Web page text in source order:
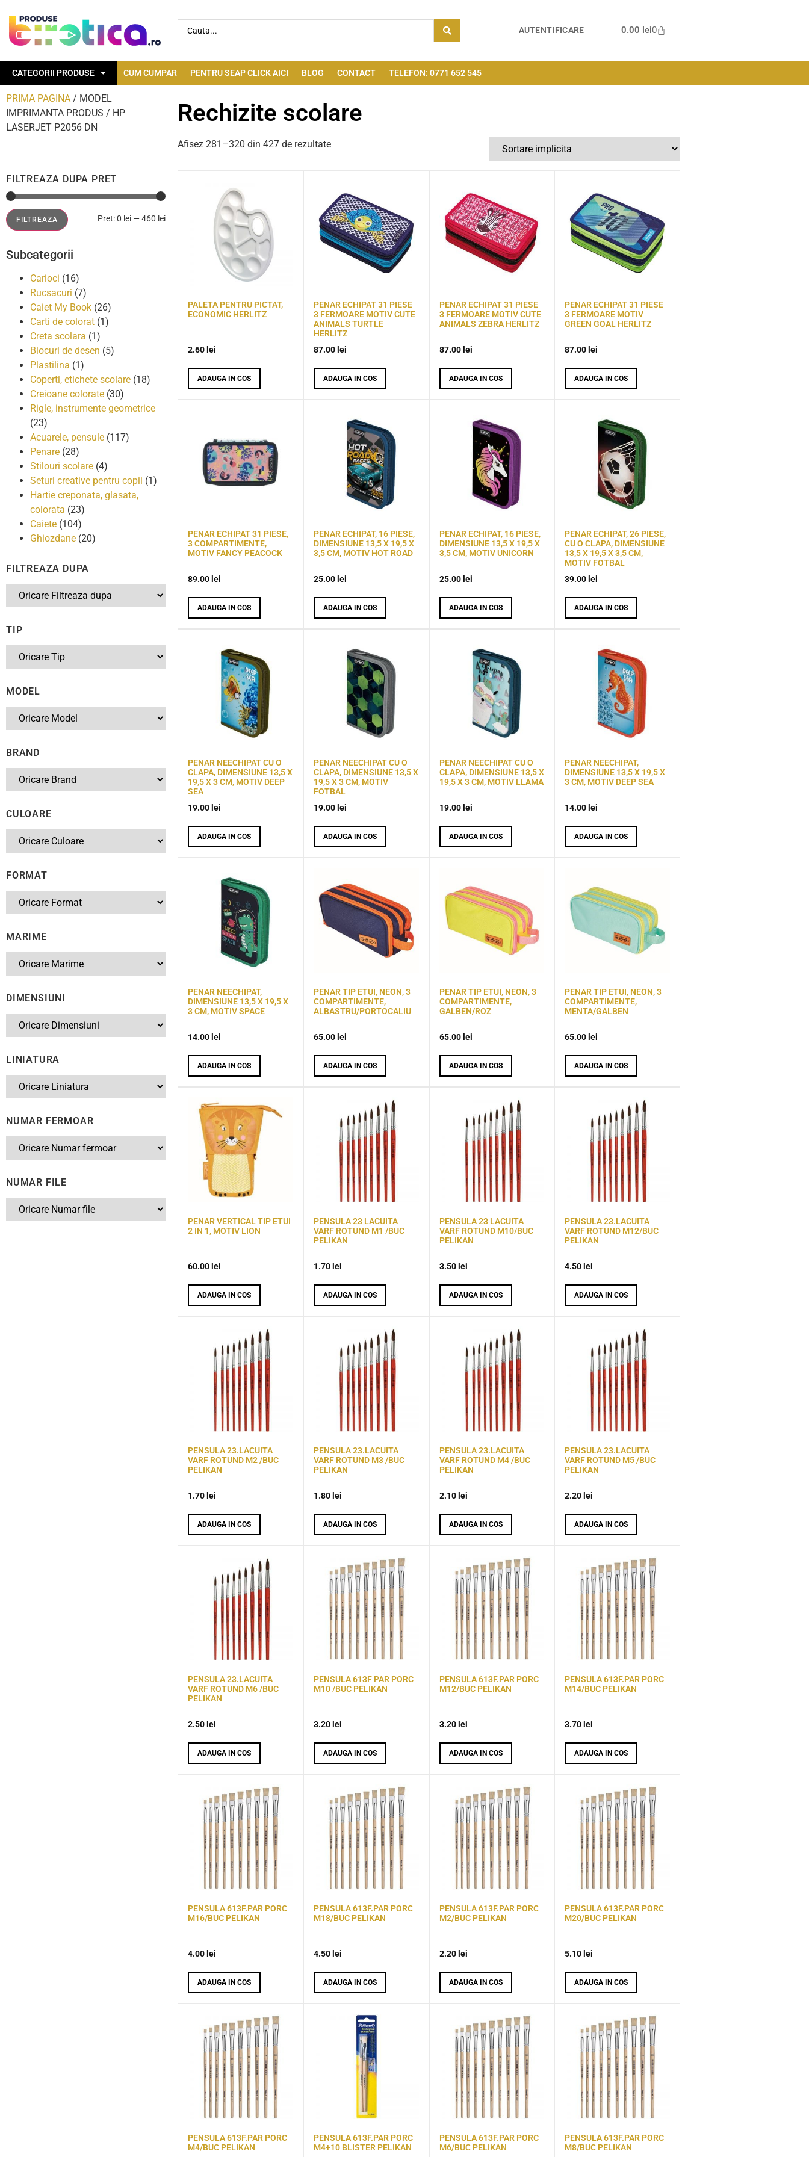
AUTENTIFICARE 0.00 lei0
CATEGORII PRODUSE CUM CUMPAR PENTRU SEAP CLICK AICI BLOG CONTACT TELEFON: 0771 652 545
PRIMA PAGINA / MODEL
IMPRIMANTA PRODUS / HP
LASERJET P2056 DN
FILTREAZA DUPA PRET
FILTREAZA Pret:0 lei —460 lei
Subcategorii
Carioci (16)
Rucsacuri (7)
Caiet My Book (26)
Carti de colorat (1)
Creta scolara (1)
Blocuri de desen (5)
Plastilina (1)
Coperti, etichete scolare (18)
Creioane colorate (30)
Rigle, instrumente geometrice
(23)
Acuarele, pensule (117)
Penare (28)
Stilouri scolare (4)
Seturi creative pentru copii (1)
Hartie creponata, glasata,
colorata (23)
Caiete (104)
Ghiozdane (20)
FILTREAZA DUPA
TIP
MODEL
BRAND
CULOARE
FORMAT
MARIME
DIMENSIUNI
LINIATURA
NUMAR FERMOAR
NUMAR FILE
Rechizite scolare
Afisez 281–320 din 427 de rezultate
PALETA PENTRU PICTAT,
ECONOMIC HERLITZ
2.60 lei
ADAUGA IN COS
PENAR ECHIPAT 31 PIESE
3 FERMOARE MOTIV CUTE
ANIMALS TURTLE
HERLITZ
87.00 lei
ADAUGA IN COS
PENAR ECHIPAT 31 PIESE
3 FERMOARE MOTIV CUTE
ANIMALS ZEBRA HERLITZ
87.00 lei
ADAUGA IN COS
PENAR ECHIPAT 31 PIESE
3 FERMOARE MOTIV
GREEN GOAL HERLITZ
87.00 lei
ADAUGA IN COS
PENAR ECHIPAT 31 PIESE,
3 COMPARTIMENTE,
MOTIV FANCY PEACOCK
89.00lei
ADAUGA IN COS
PENAR ECHIPAT, 16 PIESE,
DIMENSIUNE 13,5 X 19,5 X
3,5 CM, MOTIV HOT ROAD
25.00lei
ADAUGA IN COS
PENAR ECHIPAT, 16 PIESE,
DIMENSIUNE 13,5 X 19,5 X
3,5 CM, MOTIV UNICORN
25.00lei
ADAUGA IN COS
PENAR ECHIPAT, 26 PIESE,
CU O CLAPA, DIMENSIUNE
13,5 X 19,5 X 3,5 CM,
MOTIV FOTBAL
39.00lei
ADAUGA IN COS
PENAR NEECHIPAT CU O
CLAPA, DIMENSIUNE 13,5 X
19,5 X 3 CM, MOTIV DEEP
SEA
19.00 lei
ADAUGA IN COS
PENAR NEECHIPAT CU O
CLAPA, DIMENSIUNE 13,5 X
19,5 X 3 CM, MOTIV
FOTBAL
19.00 lei
ADAUGA IN COS
PENAR NEECHIPAT CU O
CLAPA, DIMENSIUNE 13,5 X
19,5 X 3 CM, MOTIV LLAMA
19.00 lei
ADAUGA IN COS
PENAR NEECHIPAT,
DIMENSIUNE 13,5 X 19,5 X
3 CM, MOTIV DEEP SEA
14.00 lei
ADAUGA IN COS
PENAR NEECHIPAT,
DIMENSIUNE 13,5 X 19,5 X
3 CM, MOTIV SPACE
14.00 lei
ADAUGA IN COS
PENAR TIP ETUI, NEON, 3
COMPARTIMENTE,
ALBASTRU/PORTOCALIU
65.00 lei
ADAUGA IN COS
PENAR TIP ETUI, NEON, 3
COMPARTIMENTE,
GALBEN/ROZ
65.00 lei
ADAUGA IN COS
PENAR TIP ETUI, NEON, 3
COMPARTIMENTE,
MENTA/GALBEN
65.00 lei
ADAUGA IN COS
PENAR VERTICAL TIP ETUI
2 IN 1, MOTIV LION
60.00 lei
ADAUGA IN COS
PENSULA 23 LACUITA
VARF ROTUND M1 /BUC
PELIKAN
1.70 lei
ADAUGA IN COS
PENSULA 23 LACUITA
VARF ROTUND M10/BUC
PELIKAN
3.50 lei
ADAUGA IN COS
PENSULA 23.LACUITA
VARF ROTUND M12/BUC
PELIKAN
4.50 lei
ADAUGA IN COS
PENSULA 23.LACUITA
VARF ROTUND M2 /BUC
PELIKAN
1.70lei
ADAUGA IN COS
PENSULA 23.LACUITA
VARF ROTUND M3 /BUC
PELIKAN
1.80lei
ADAUGA IN COS
PENSULA 23.LACUITA
VARF ROTUND M4 /BUC
PELIKAN
2.10lei
ADAUGA IN COS
PENSULA 23.LACUITA
VARF ROTUND M5 /BUC
PELIKAN
2.20lei
ADAUGA IN COS
PENSULA 23.LACUITA
VARF ROTUND M6 /BUC
PELIKAN
2.50 lei
ADAUGA IN COS
PENSULA 613F PAR PORC
M10 /BUC PELIKAN
3.20 lei
ADAUGA IN COS
PENSULA 613F.PAR PORC
M12/BUC PELIKAN
3.20 lei
ADAUGA IN COS
PENSULA 613F.PAR PORC
M14/BUC PELIKAN
3.70 lei
ADAUGA IN COS
PENSULA 613F.PAR PORC
M16/BUC PELIKAN
4.00 lei
ADAUGA IN COS
PENSULA 613F.PAR PORC
M18/BUC PELIKAN
4.50 lei
ADAUGA IN COS
PENSULA 613F.PAR PORC
M2/BUC PELIKAN
2.20 lei
ADAUGA IN COS
PENSULA 613F.PAR PORC
M20/BUC PELIKAN
5.10 lei
ADAUGA IN COS
PENSULA 613F.PAR PORC
M4/BUC PELIKAN
PENSULA 613F.PAR PORC
M4+10 BLISTER PELIKAN
PENSULA 613F.PAR PORC
M6/BUC PELIKAN
PENSULA 613F.PAR PORC
M8/BUC PELIKAN